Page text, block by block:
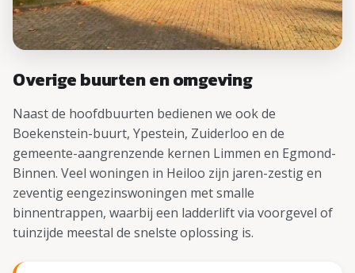
Overige buurten en omgeving
Naast de hoofdbuurten bedienen we ook de
Boekenstein-buurt, Ypestein, Zuiderloo en de
gemeente-aangrenzende kernen Limmen en Egmond-
Binnen. Veel woningen in Heiloo zijn jaren-zestig en
zeventig eengezinswoningen met smalle
binnentrappen, waarbij een ladderlift via voorgevel of
tuinzijde meestal de snelste oplossing is.